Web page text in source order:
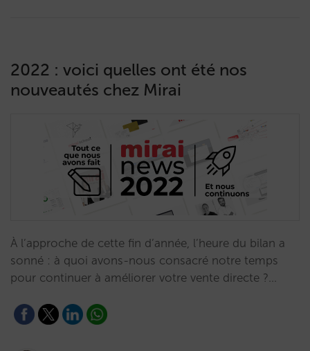
2022 : voici quelles ont été nos
nouveautés chez Mirai
À l’approche de cette fin d’année, l’heure du bilan a
sonné : à quoi avons-nous consacré notre temps
pour continuer à améliorer votre vente directe ?…